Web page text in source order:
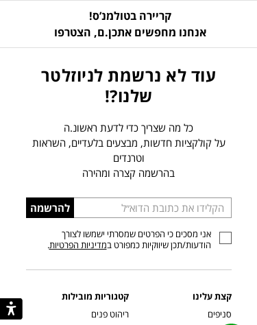
קריירה בטולמנ’ס!
אנחנו מחפשים אתכן.ם, הצטרפו
עוד לא נרשמת לניוזלטר
שלנו?!
כל מה שצריך כדי לדעת ראשונ.ה
על קולקציות חדשות, מבצעים בלעדיים, השראות
וטרנדים
בהרשמה קצרה ומהירה
הכניסו
כתובת
דוא”ל
להרשמה
אני מסכים כי הפרטים שמסרתי ישמשו לצורך
הודעות/תכן שיווקיות כמפורט במדיניות הפרטיות.
קצת עלינו
סניפים
קטגוריות מובילות
ריהוט פנים